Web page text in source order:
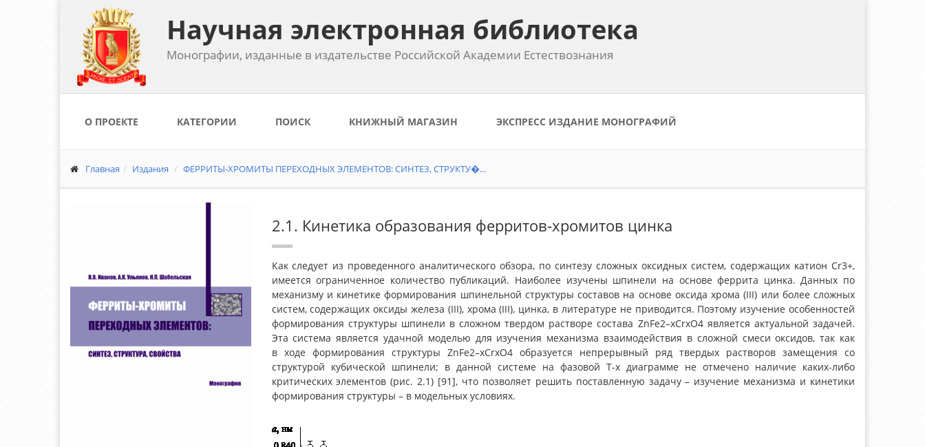
Научная электронная библиотека
Монографии, изданные в издательстве Российской Академии Естествознания
О ПРОЕКТЕ КАТЕГОРИИ ПОИСК КНИЖНЫЙ МАГАЗИН ЭКСПРЕСС ИЗДАНИЕ МОНОГРАФИЙ
Главная Издания ФЕРРИТЫ-ХРОМИТЫ ПЕРЕХОДНЫХ ЭЛЕМЕНТОВ: СИНТЕЗ, СТРУКТУ�...
2.1. Кинетика образования ферритов-хромитов цинка
Как следует из проведенного аналитического обзора, по синтезу сложных оксидных систем, содержащих катион Cr3+,
имеется ограниченное количество публикаций. Наиболее изучены шпинели на основе феррита цинка. Данных по
механизму и кинетике формирования шпинельной структуры составов на основе оксида хрома (III) или более сложных
систем, содержащих оксиды железа (III), хрома (III), цинка, в литературе не приводится. Поэтому изучение особенностей
формирования структуры шпинели в сложном твердом растворе состава ZnFe2–xCrxO4 является актуальной задачей.
Эта система является удачной моделью для изучения механизма взаимодействия в сложной смеси оксидов, так как
в ходе формирования структуры ZnFe2–xCrxO4 образуется непрерывный ряд твердых растворов замещения со
структурой кубической шпинели; в данной системе на фазовой Т-х диаграмме не отмечено наличие каких-либо
критических элементов (рис. 2.1) [91], что позволяет решить поставленную задачу – изучение механизма и кинетики
формирования структуры – в модельных условиях.